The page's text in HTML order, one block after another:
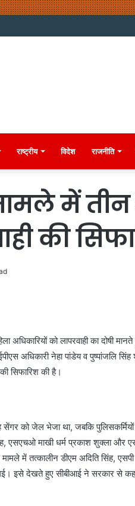
राष्ट्रीय विदेश राजनीति
में तीन
की
अधिकारियों को लापरवाही का दोषी
अधिकारी नेहा पांडेय व पुष्पांजलि
सिफारिश की है।
सेंगर को जेल भेजा था, जबकि
एसएचओ माखी धर्म प्रकाश शुक्ला और
में तत्कालीन डीएम अदिति सिंह,
इसे देखते हुए सीबीआई ने सरकार से